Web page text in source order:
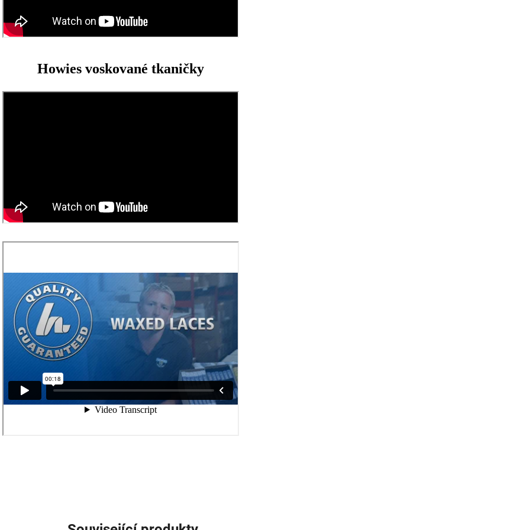
Howies voskované tkaničky